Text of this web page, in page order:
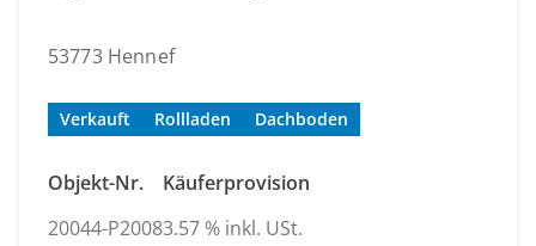
53773 Hennef
Verkauft Rollladen Dachboden
Objekt-Nr.
20044-P2008
Käuferprovision
3.57 % inkl. USt.